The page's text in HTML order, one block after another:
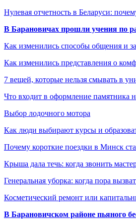
Нулевая отчетность в Беларуси:
В Барановичах прошли учения по
Как изменились способы общения и
Как изменились представления о
7 вещей, которые нельзя смывать в
Что входит в оформление памятника
Выбор лодочного мотора
Как люди выбирают курсы и
Почему короткие поездки в Минск
Крыша дала течь: когда звонить
Генеральная уборка: когда пора
Косметический ремонт или
В Барановичском районе пьяного